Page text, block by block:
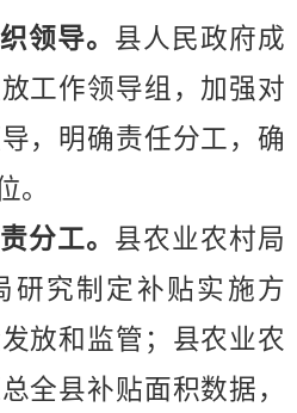
领导。 县人民政府成
工作领导组，加强对
，明确责任分工，确
。
分工。 县农业农村局
研究制定补贴实施方
放和监管；县农业农
全县补贴面积数据，